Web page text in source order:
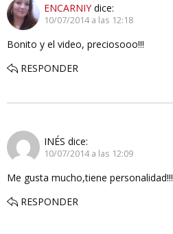
ENCARNIY dice:
10/07/2014 a las 12:18
Bonito y el video, preciosooo!!!
RESPONDER
INÉS dice:
10/07/2014 a las 12:09
Me gusta mucho,tiene personalidad!!!
RESPONDER